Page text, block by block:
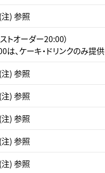
) 参照
トオーダー20:00）
は、ケーキ・ドリンクのみ提供
) 参照
) 参照
) 参照
) 参照
) 参照